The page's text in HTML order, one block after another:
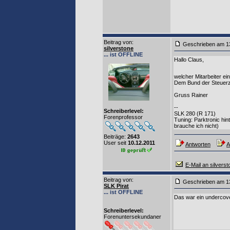
Beitrag von:
silverstone
... ist OFFLINE
Schreiberlevel:
Forenprofessor
Beiträge: 2643
User seit 10.12.2011
Geschrieben am
Hallo Claus,
welcher Mitarbeiter
Dem Bund der
Gruss Rainer
--
SLK 280 (R 171)
Tuning: Parktronic
brauche ich nicht)
Antworten
E-Mail an
Beitrag von:
SLK Pirat
... ist OFFLINE
Schreiberlevel:
Forenuntersekundaner
Geschrieben am
Das war ein